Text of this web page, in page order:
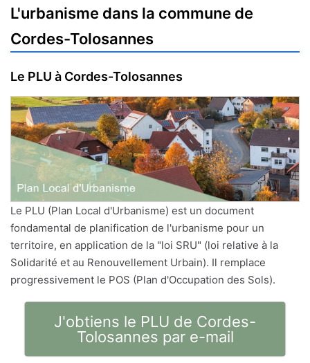
L'urbanisme dans la commune de
Cordes-Tolosannes
Le PLU à Cordes-Tolosannes
Le PLU (Plan Local d'Urbanisme) est un document
fondamental de planification de l'urbanisme pour un
territoire, en application de la "loi SRU" (loi relative à la
Solidarité et au Renouvellement Urbain). Il remplace
progressivement le POS (Plan d'Occupation des Sols).
J'obtiens le PLU de Cordes-
Tolosannes par e-mail